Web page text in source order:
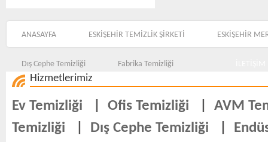
ANASAYFA ESKİŞEHİR TEMİZLİK ŞİRKETİ ESKİŞEHİR
Dış Cephe Temizliği Fabrika Temizliği
Hizmetlerimiz
Ev Temizliği Ofis Temizliği
AVM
Temizliği
Dış Cephe Temizliği